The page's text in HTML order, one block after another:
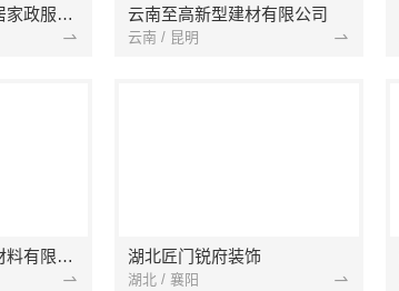
南京市浦口区好邻居家政服务中心 云南至高新型建材有限公司
云南 / 昆明
苏州兔哥哥智装新材料有限公司 湖北匠门锐府装饰
湖北 / 襄阳